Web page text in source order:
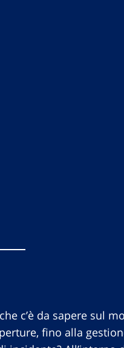
c’è da sapere sul
fino alla